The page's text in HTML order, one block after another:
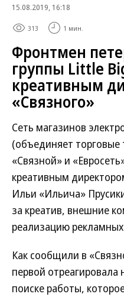
15.08.2019, 16:18
313 1 мин.
Фронтмен
группы Little
креативным
«Связного»
Сеть магазинов
(объединяет
«Связной» и
креативным
Ильи «Ильича»
за креатив, внешние
реализацию
Как сообщили в
первой отреагировала
поиске работы,